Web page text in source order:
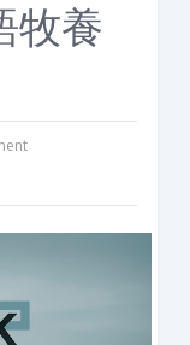
牧養